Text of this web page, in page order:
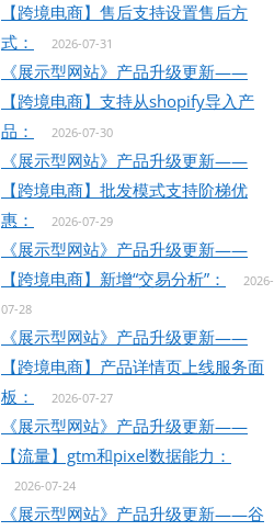
【跨境电商】售后支持设置售后方
式：
2026-07-31
《展示型网站》产品升级更新——
【跨境电商】支持从shopify导入产
品：
2026-07-30
《展示型网站》产品升级更新——
【跨境电商】批发模式支持阶梯优
惠：
2026-07-29
《展示型网站》产品升级更新——
【跨境电商】新增“交易分析”：
2026-
07-28
《展示型网站》产品升级更新——
【跨境电商】产品详情页上线服务面
板：
2026-07-27
《展示型网站》产品升级更新——
【流量】gtm和pixel数据能力：
2026-07-24
《展示型网站》产品升级更新——谷